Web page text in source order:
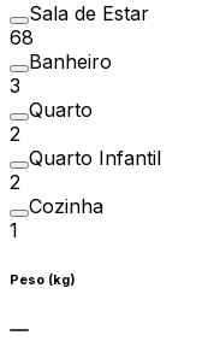
Sala de Estar
68
Banheiro
3
Quarto
2
Quarto Infantil
2
Cozinha
1
Peso (kg)